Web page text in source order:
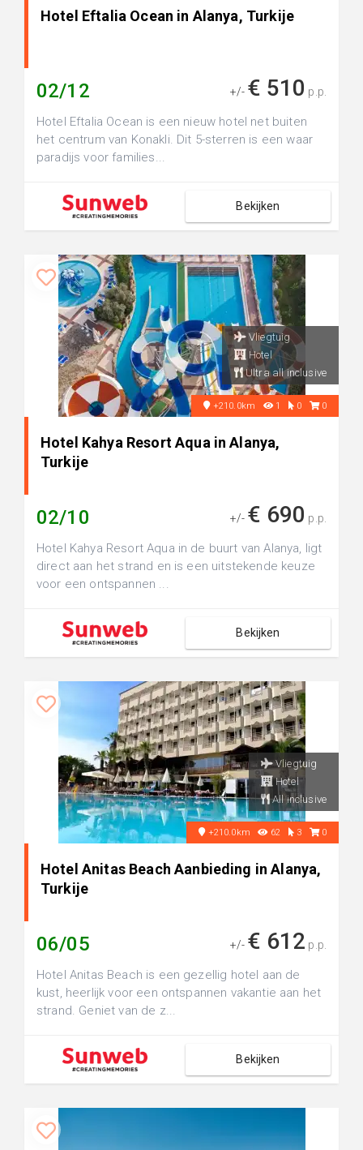
Hotel Eftalia Ocean in Alanya, Turkije
02/12 +/- € 510 p.p.
Hotel Eftalia Ocean is een nieuw hotel net buiten
het centrum van Konakli. Dit 5-sterren is een waar
paradijs voor families...
Bekijken
Vliegtuig
Hotel
Ultra all inclusive
+210.0km 1 0 0
Hotel Kahya Resort Aqua in Alanya,
Turkije
02/10 +/- € 690 p.p.
Hotel Kahya Resort Aqua in de buurt van Alanya, ligt
direct aan het strand en is een uitstekende keuze
voor een ontspannen ...
Bekijken
Vliegtuig
Hotel
All inclusive
+210.0km 62 3 0
Hotel Anitas Beach Aanbieding in Alanya,
Turkije
06/05 +/- € 612 p.p.
Hotel Anitas Beach is een gezellig hotel aan de
kust, heerlijk voor een ontspannen vakantie aan het
strand. Geniet van de z...
Bekijken